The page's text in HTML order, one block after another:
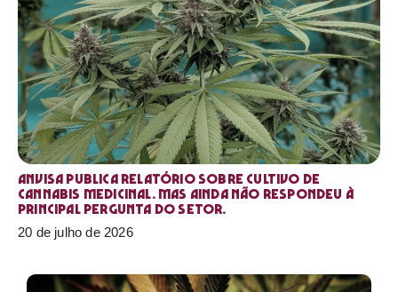
Anvisa publica relatório sobre cultivo de
Cannabis medicinal. Mas ainda não respondeu à
principal pergunta do setor.
20 de julho de 2026